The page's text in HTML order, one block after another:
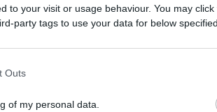
to your visit or usage behaviour. You may
party tags to use your data for below
Outs
of my personal data.
του σε συναυλία του σταρ στο